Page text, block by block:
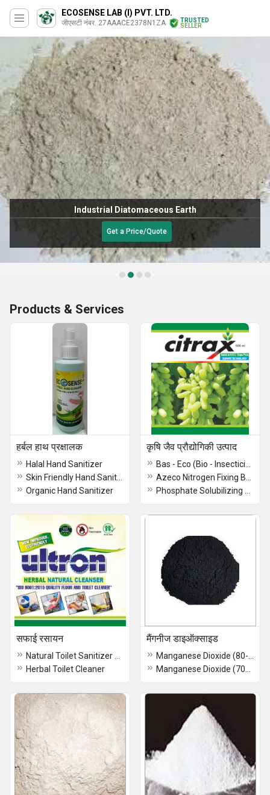
ECOSENSE LAB (I) PVT. LTD.
जीएसटी नंबर. 27AAACE2378N1ZA
TRUSTED
SELLER
Industrial Diatomaceous Earth
Get a Price/Quote
Products & Services
हर्बल हाथ प्रक्षालक
Halal Hand Sanitizer
Organic Hand Sanitizer
कृषि जैव प्रौद्योगिकी उत्पाद
सफाई रसायन
Herbal Toilet Cleaner
मैंगनीज डाइऑक्साइड